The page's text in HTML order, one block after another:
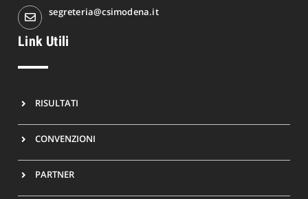
segreteria@csimodena.it
Link Utili
RISULTATI
CONVENZIONI
PARTNER